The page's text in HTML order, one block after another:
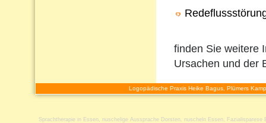
finden Sie weitere
Ursachen und der
Logopädische Praxis Heike Bagus, Plümers
Sprachtherapie in Essen , nuschelige Aussprache Dorsten , nuscheln Essen , Fazialisparese